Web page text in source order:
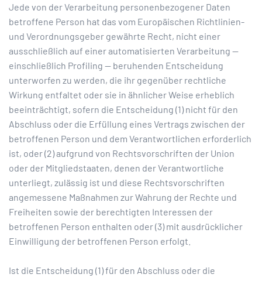
Jede von der Verarbeitung personenbezogener Daten
betroffene Person hat das vom Europäischen Richtlinien-
und Verordnungsgeber gewährte Recht, nicht einer
ausschließlich auf einer automatisierten Verarbeitung —
einschließlich Profiling — beruhenden Entscheidung
unterworfen zu werden, die ihr gegenüber rechtliche
Wirkung entfaltet oder sie in ähnlicher Weise erheblich
beeinträchtigt, sofern die Entscheidung (1) nicht für den
Abschluss oder die Erfüllung eines Vertrags zwischen der
betroffenen Person und dem Verantwortlichen erforderlich
ist, oder (2) aufgrund von Rechtsvorschriften der Union
oder der Mitgliedstaaten, denen der Verantwortliche
unterliegt, zulässig ist und diese Rechtsvorschriften
angemessene Maßnahmen zur Wahrung der Rechte und
Freiheiten sowie der berechtigten Interessen der
betroffenen Person enthalten oder (3) mit ausdrücklicher
Einwilligung der betroffenen Person erfolgt.
Ist die Entscheidung (1) für den Abschluss oder die